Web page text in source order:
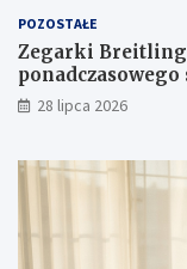
POZOSTAŁE
Zegarki Breitling
ponadczasowego
28 lipca 2026